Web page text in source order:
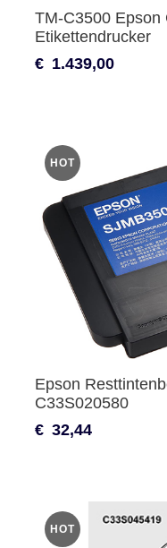
TM-C3500 Epson
Etikettendrucker
€ 1.439,00
HOT
Epson
C33S020580
€ 32,44
HOT